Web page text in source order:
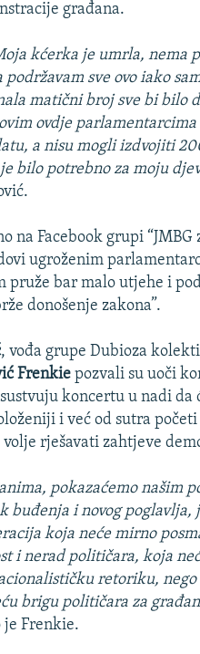
građana.
kćerka je umrla, nema
podržavam sve ovo iako
matični broj sve bi bilo
ovdje
a nisu mogli izdvojiti
bilo potrebno za moju
na Facebook grupi “JMBG
ugroženim
pruže bar malo utjehe i
donošenje zakona”.
, vođa grupe Dubioza
Frenkie pozvali su uoči
koncertu u nadi da
i već od sutra
volje rješavati zahtjeve
pokazaćemo našim
buđenja i novog poglavlja,
koja neće mirno
i nerad političara, koja
retoriku,
brigu političara za
je Frenkie.